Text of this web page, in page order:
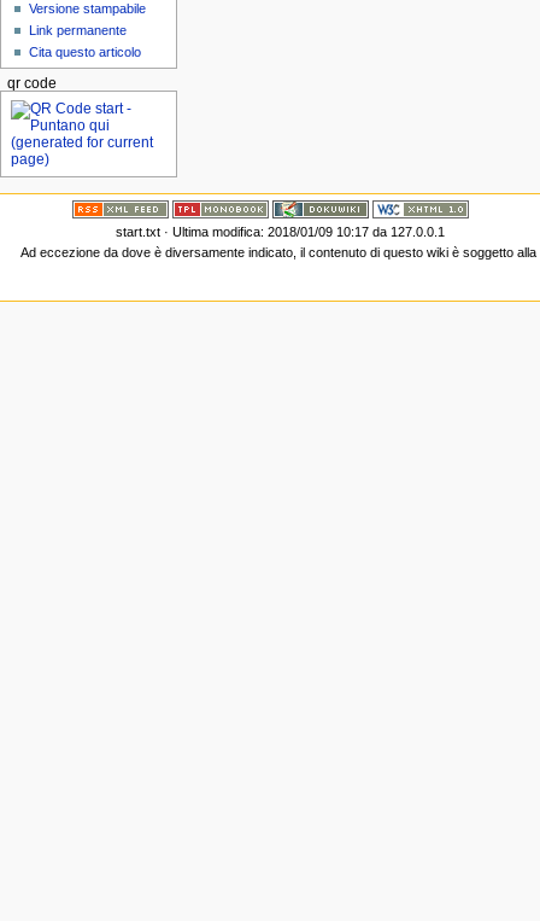
Versione stampabile
Link permanente
Cita questo articolo
qr code
start.txt · Ultima modifica: 2018/01/09 10:17 da 127.0.0.1
Ad eccezione da dove è diversamente indicato, il contenuto di questo wiki è soggetto